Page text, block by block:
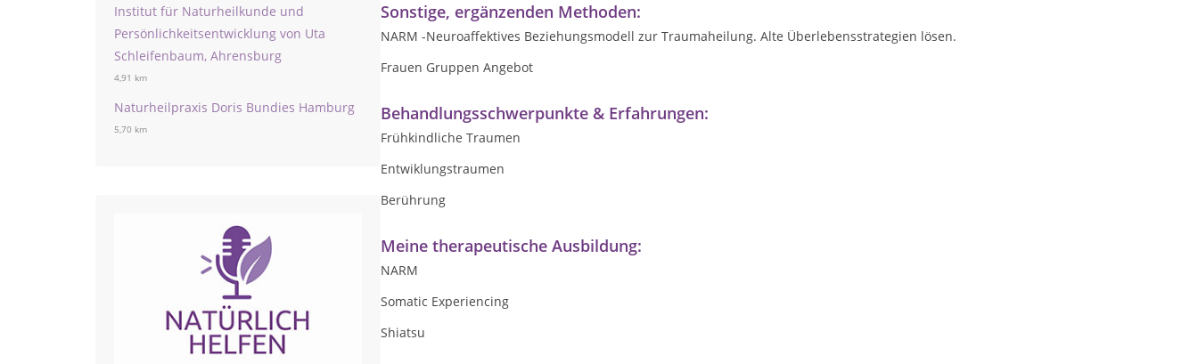
Institut für Naturheilkunde und
Persönlichkeitsentwicklung von Uta
Schleifenbaum, Ahrensburg
4,91 km
Naturheilpraxis Doris Bundies Hamburg
5,70 km
Sonstige, ergänzenden Methoden:
NARM -Neuroaffektives Beziehungsmodell zur Traumaheilung. Alte Überlebensstrategien lösen.
Frauen Gruppen Angebot
Behandlungsschwerpunkte & Erfahrungen:
Frühkindliche Traumen
Entwiklungstraumen
Berührung
Meine therapeutische Ausbildung:
NARM
Somatic Experiencing
Shiatsu